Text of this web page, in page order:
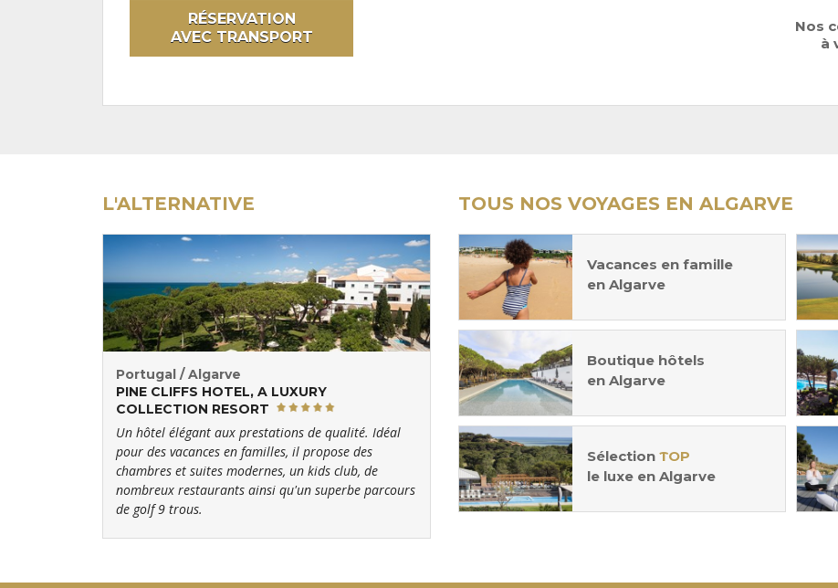
RÉSERVATION
AVEC TRANSPORT
Nos
à
L'ALTERNATIVE
Portugal / Algarve
PINE CLIFFS HOTEL, A LUXURY
COLLECTION RESORT
Un hôtel élégant aux prestations de qualité. Idéal
pour des vacances en familles, il propose des
chambres et suites modernes, un kids club, de
nombreux restaurants ainsi qu'un superbe parcours
de golf 9 trous.
TOUS NOS VOYAGES EN ALGARVE
Vacances en famille
en Algarve
Boutique hôtels
en Algarve
SélectionTOP
le luxe en Algarve